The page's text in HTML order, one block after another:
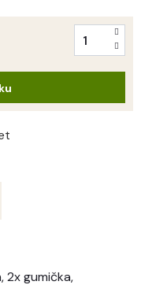
2x gumička,